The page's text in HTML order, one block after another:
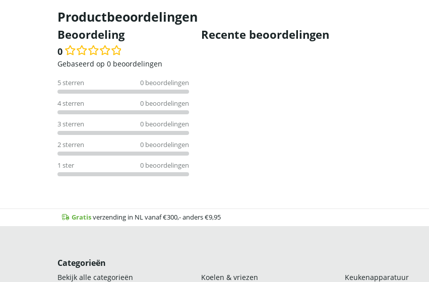
Productbeoordelingen
Beoordeling
0
Waardering
uit
5
Gebaseerd op 0 beoordelingen
5 sterren 0 beoordelingen
4 sterren 0 beoordelingen
3 sterren 0 beoordelingen
2 sterren 0 beoordelingen
1 ster 0 beoordelingen
Recente beoordelingen
Gratisverzending in NL vanaf €300,- anders €9,95
Categorieën
Bekijk alle categorieën Koelen & vriezen Keukenapparatuur